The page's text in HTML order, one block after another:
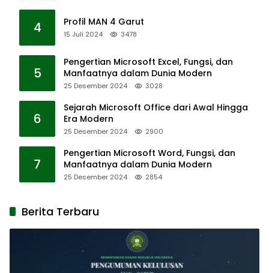
4 Profil MAN 4 Garut
15 Juli 2024 3478
5
Pengertian Microsoft Excel, Fungsi, dan
Manfaatnya dalam Dunia Modern
25 Desember 2024 3028
6
Sejarah Microsoft Office dari Awal Hingga
Era Modern
25 Desember 2024 2900
7
Pengertian Microsoft Word, Fungsi, dan
Manfaatnya dalam Dunia Modern
25 Desember 2024 2854
Berita Terbaru